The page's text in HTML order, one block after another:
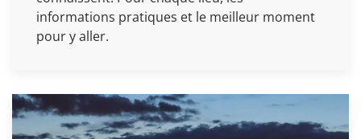
informations pratiques et le meilleur moment
pour y aller.